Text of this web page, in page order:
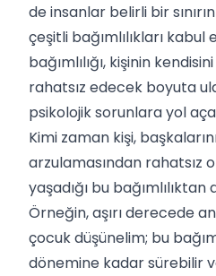
de insanlar belirli bir
çeşitli bağımlılıkları
bağımlılığı, kişinin
rahatsız edecek boyuta
psikolojik sorunlara yol
Kimi zaman kişi,
arzulamasından rahatsız
yaşadığı bu
Örneğin, aşırı derecede
çocuk düşünelim; bu
dönemine kadar sürebilir